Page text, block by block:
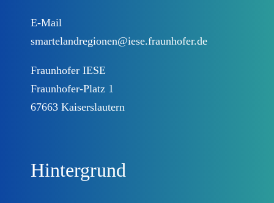
DEUTSCHLAND.DIGITAL
Datenschutzinformationen
E-Mail
smartelandregionen@iese.fraunhofer.de
Fraunhofer IESE
Fraunhofer-Platz 1
67663 Kaiserslautern
Hintergrund